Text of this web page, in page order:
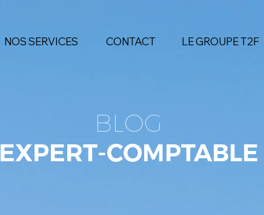
NOS SERVICES CONTACT LE GROUPE T2F
BLOG
EXPERT-COMPTABLE